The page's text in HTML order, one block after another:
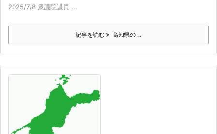
2025/7/8 衆議院議員 ...
記事を読む 高知県の ...